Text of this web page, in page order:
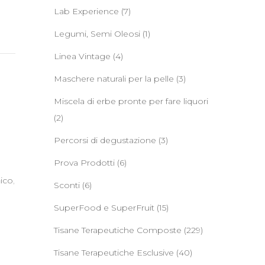
,
Lab Experience (7)
Legumi, Semi Oleosi (1)
Linea Vintage (4)
Maschere naturali per la pelle (3)
Miscela di erbe pronte per fare liquori
(2)
Percorsi di degustazione (3)
Prova Prodotti (6)
Sconti (6)
SuperFood e SuperFruit (15)
Tisane Terapeutiche Composte (229)
Tisane Terapeutiche Esclusive (40)